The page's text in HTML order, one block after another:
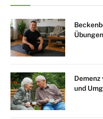
und